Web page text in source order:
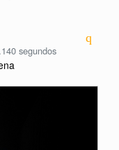
segundos